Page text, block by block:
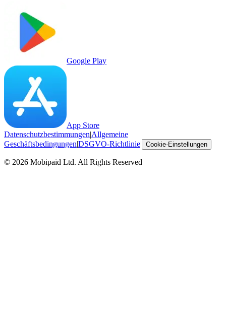
Google Play
App Store
Datenschutzbestimmungen|Allgemeine
Geschäftsbedingungen|DSGVO-Richtlinie| Cookie-Einstellungen
© 2026 Mobipaid Ltd. All Rights Reserved